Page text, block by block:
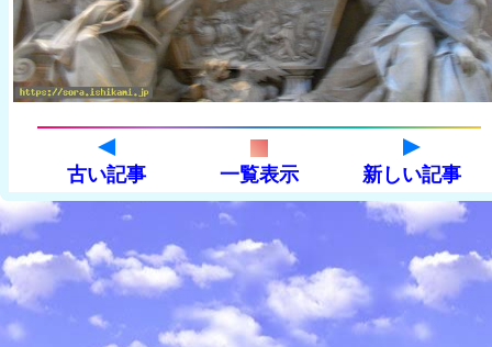
古い記事 一覧表示 新しい記事